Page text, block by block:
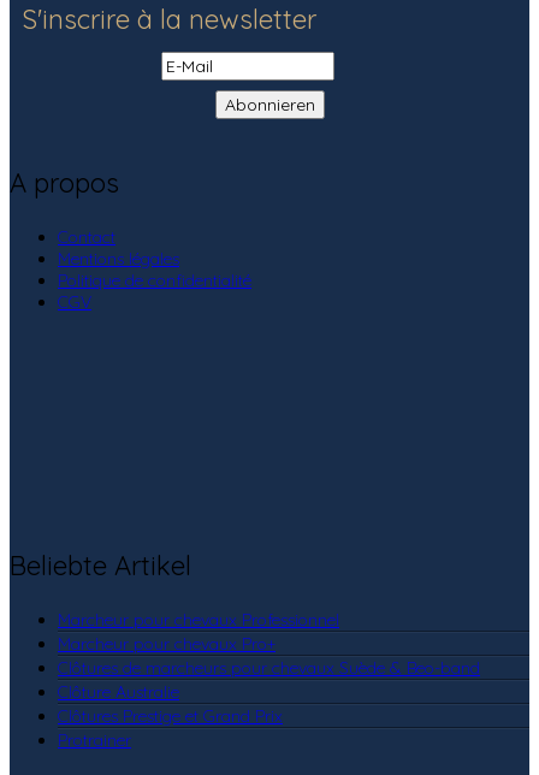
S'inscrire à la newsletter
A propos
Contact
Mentions légales
Politique de confidentialité
CGV
Beliebte Artikel
Marcheur pour chevaux Professionnel
Marcheur pour chevaux Pro+
Clôtures de marcheurs pour chevaux Suède & Beo-band
Clôture Australie
Clôtures Prestige et Grand Prix
Protrainer